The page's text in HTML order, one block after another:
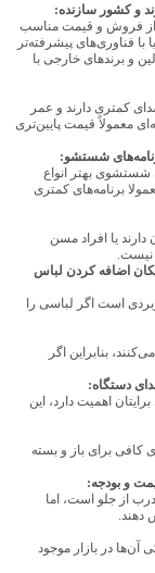
و کشور سازنده:
از فروش و قیمت مناسب
فناوری‌های پیشرفته‌تر
و برندهای خارجی با
کمتری دارند و عمر
معمولاً قیمت پایین‌تری
شستشو:
بهتر انواع
برنامه‌های کمتری
یا افراد مسن
اضافه کردن لباس
است اگر لباسی را
بنابراین اگر
دستگاه:
اهمیت دارد، این
برای باز و بسته
و بودجه:
از جلو است، اما
در بازار موجود